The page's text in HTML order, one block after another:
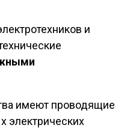
и
имеют проводящие
электрических